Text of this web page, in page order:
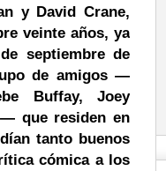
y David Crane,
veinte años, ya
septiembre de
de amigos —
Buffay, Joey
que residen en
tanto buenos
cómica a los